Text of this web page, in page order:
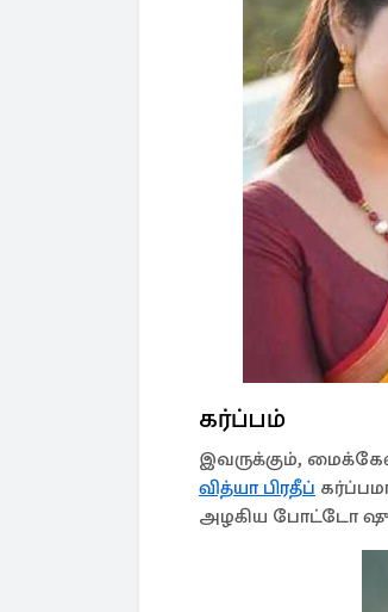
கர்ப்பம்
இவருக்கும்,
வித்யா பிரதீப்
அழகிய போட்டோ